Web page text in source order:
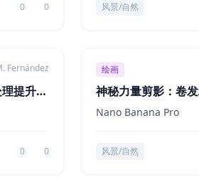
0 0
Fernández
提升显
0 0
风景/自然
绘画
神秘力量剪影：卷
肖像
Nano Banana Pro
风景/自然